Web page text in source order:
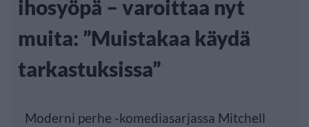
ihosyöpä – varoittaa nyt
muita: ”Muistakaa käydä
tarkastuksissa”
Moderni perhe -komediasarjassa Mitchell